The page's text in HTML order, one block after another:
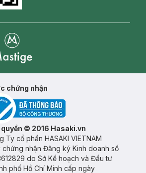
chứng nhận
quyền © 2016 Hasaki.vn
Ty cổ phần HASAKI VIETNAM
chứng nhận Đăng ký Kinh doanh số
do Sở Kế hoạch và Đầu tư
phố Hồ Chí Minh cấp ngày